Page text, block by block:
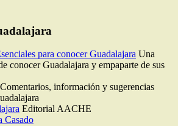
para conocer Guadalajara Una
conocer Guadalajara y empaparte de sus
Comentarios, información y sugerencias
Editorial AACHE
Casado